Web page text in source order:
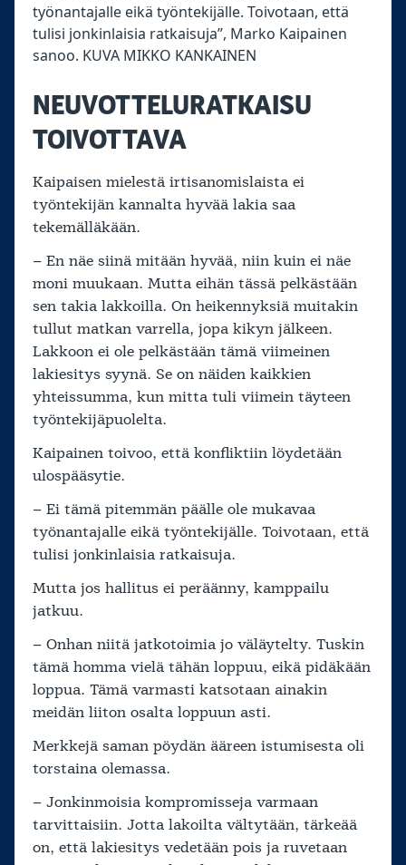
työnantajalle eikä työntekijälle. Toivotaan, että
tulisi jonkinlaisia ratkaisuja”, Marko Kaipainen
sanoo. KUVA MIKKO KANKAINEN
NEUVOTTELURATKAISU
TOIVOTTAVA
Kaipaisen mielestä irtisanomislaista ei
työntekijän kannalta hyvää lakia saa
tekemälläkään.
– En näe siinä mitään hyvää, niin kuin ei näe
moni muukaan. Mutta eihän tässä pelkästään
sen takia lakkoilla. On heikennyksiä muitakin
tullut matkan varrella, jopa kikyn jälkeen.
Lakkoon ei ole pelkästään tämä viimeinen
lakiesitys syynä. Se on näiden kaikkien
yhteissumma, kun mitta tuli viimein täyteen
työntekijäpuolelta.
Kaipainen toivoo, että konfliktiin löydetään
ulospääsytie.
– Ei tämä pitemmän päälle ole mukavaa
työnantajalle eikä työntekijälle. Toivotaan, että
tulisi jonkinlaisia ratkaisuja.
Mutta jos hallitus ei peräänny, kamppailu
jatkuu.
– Onhan niitä jatkotoimia jo väläytelty. Tuskin
tämä homma vielä tähän loppuu, eikä pidäkään
loppua. Tämä varmasti katsotaan ainakin
meidän liiton osalta loppuun asti.
Merkkejä saman pöydän ääreen istumisesta oli
torstaina olemassa.
– Jonkinmoisia kompromisseja varmaan
tarvittaisiin. Jotta lakoilta vältytään, tärkeää
on, että lakiesitys vedetään pois ja ruvetaan